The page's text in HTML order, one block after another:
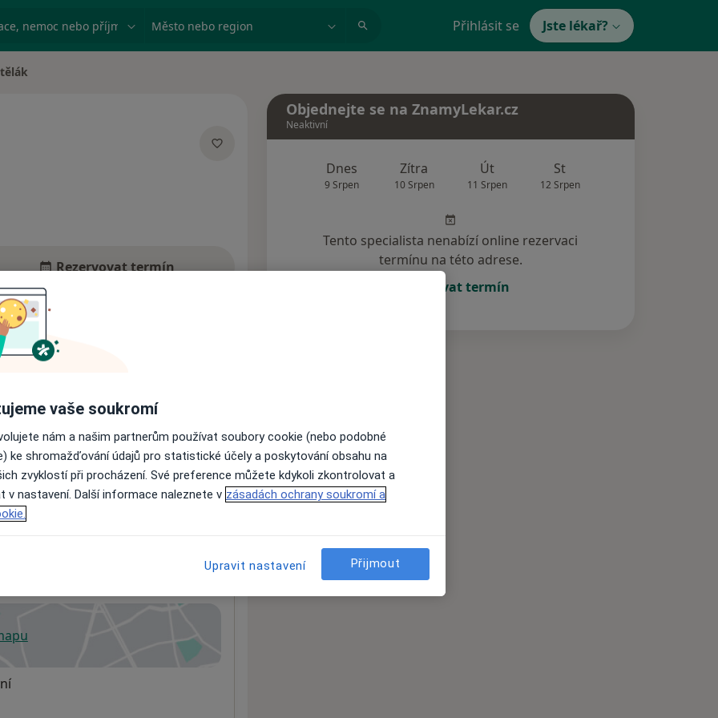
nemoc nebo příjmení Město nebo region Přihlásit se Jste lékař?
Rezervovat termín
nejsou k dispozici
informace o svých službách.
v nové záložce
Objednejte se na ZnamyLekar.cz
Neaktivní
Dnes
9 Srpen
Zítra
10 Srpen
Út
11 Srpen
St
12 Srpen
Tento specialista nenabízí online rezervaci
termínu na této adrese.
Rezervovat termín
vaše soukromí
nám a našim partnerům používat soubory cookie (nebo podobné
ke shromažďování údajů pro statistické účely a poskytování obsahu na
zvyklostí při procházení. Své preference můžete kdykoli zkontrolovat a
v nastavení. Další informace naleznete v zásadách ochrany soukromí a
Upravit nastavení Přijmout